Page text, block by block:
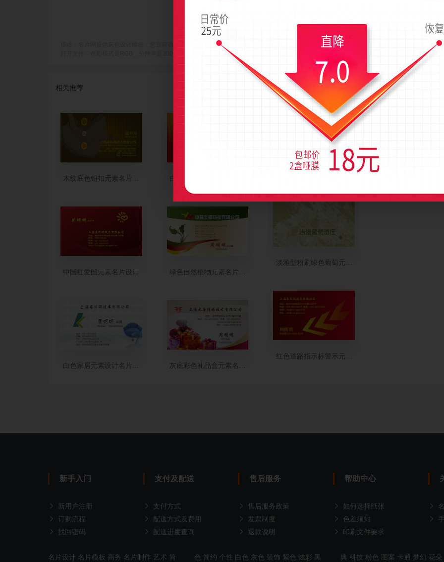
描述：名片网提供灰色设计模板，您当前访问作品主题是黑底半圆元素设计竖版名片模板，编号是7704，文件格式PDF，请使用Illustrator CC及以
打开文件，色彩模式是RGB，分辨率是300dpi(像素/英寸)，成品尺寸是54x90毫米；上传时间为2018-06-25 09:39 星期一
相关推荐
木纹底色钮扣元素名片制作
中国红爱国元素名片设计
白色家居元素设计名片制作
白底凤凰元素设计名片设计
绿色自然植物元素名片设计
灰底彩色礼品盒元素名片设计
淡雅型粉刷绿色葡萄元素竖版名片设计
红色道路指示标警示元素名片设计
新手入门
新用户注册
订购流程
找回密码
支付及配送
支付方式
配送方式及费用
配送进度查询
售后服务
售后服务政策
发票制度
退款说明
帮助中心
如何选择纸张
色差须知
印刷文件要求
名片设计 名片模板 商务 名片制作 艺术 简 色 简约 个性 白色 灰色 装饰 紫色 炫彩 黑 典 科技 粉色 图案 卡通 梦幻 花朵